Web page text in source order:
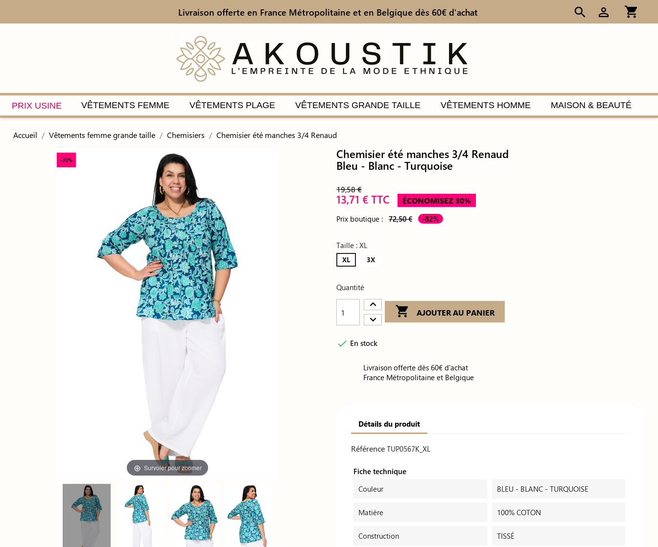
Livraison offerte en France Métropolitaine et en Belgique dès 60€ d'achat search person_outline shopping_cart
PRIX USINE VÊTEMENTS FEMME VÊTEMENTS PLAGE VÊTEMENTS GRANDE TAILLE VÊTEMENTS HOMME MAISON & BEAUTÉ
Accueil Vêtements femme grande taille Chemisiers Chemisier été manches 3/4 Renaud
-30%
Survoler pour zoomer
Chemisier été manches 3/4 Renaud
Bleu - Blanc - Turquoise
19,58 €
13,71 € TTC ÉCONOMISEZ 30%
Prix boutique : 72,50 € -82%
Taille : XL
XL 3X
Quantité
 AJOUTER AU PANIER
 En stock
Livraison offerte dès 60€ d'achat
France Métropolitaine et Belgique
Détails du produit
Référence TUP0567K_XL
Fiche technique
Couleur
BLEU - BLANC - TURQUOISE
Matière 100% COTON
Construction TISSÉ